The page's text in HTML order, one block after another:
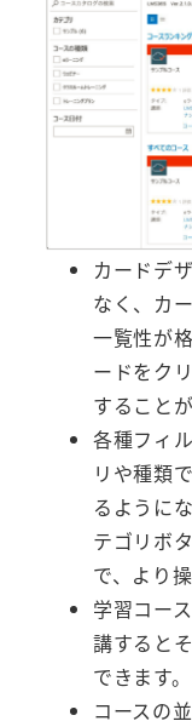
カードデ
なく、カ
一覧性が
ードをク
すること
各種フィ
リや種類
るように
テゴリボ
で、より
学習コー
講すると
できます。
コースの